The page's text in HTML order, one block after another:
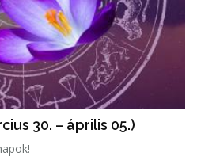
30. – április 05.)